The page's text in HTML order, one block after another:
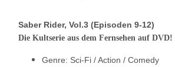
Saber Rider, Vol.3 (Episoden 9-12)
Die Kultserie aus dem Fernsehen auf DVD!
Genre: Sci-Fi / Action / Comedy